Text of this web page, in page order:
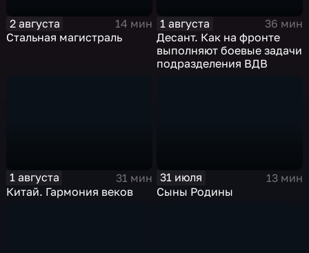
2 августа
14 мин
Стальная магистраль
1 августа
36 мин
Десант. Как на фронте
выполняют боевые задачи
подразделения ВДВ
1 августа
31 мин
Китай. Гармония веков
31 июля
13 мин
Сыны Родины